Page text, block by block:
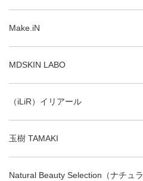
Make.iN
MDSKIN LABO
（iLiR）イリアール
玉樹 TAMAKI
Natural Beauty Selection（ナチュラ